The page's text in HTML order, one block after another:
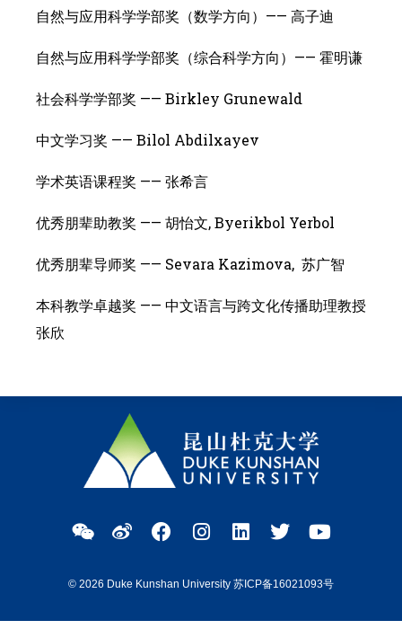
自然与应用科学学部奖（数学方向）—— 高子迪
自然与应用科学学部奖（综合科学方向）—— 霍明谦
社会科学学部奖 —— Birkley Grunewald
中文学习奖 —— Bilol Abdilxayev
学术英语课程奖 —— 张希言
优秀朋辈助教奖 —— 胡怡文, Byerikbol Yerbol
优秀朋辈导师奖 —— Sevara Kazimova, 苏广智
本科教学卓越奖 —— 中文语言与跨文化传播助理教授
张欣
© 2026 Duke Kunshan University 苏ICP备16021093号